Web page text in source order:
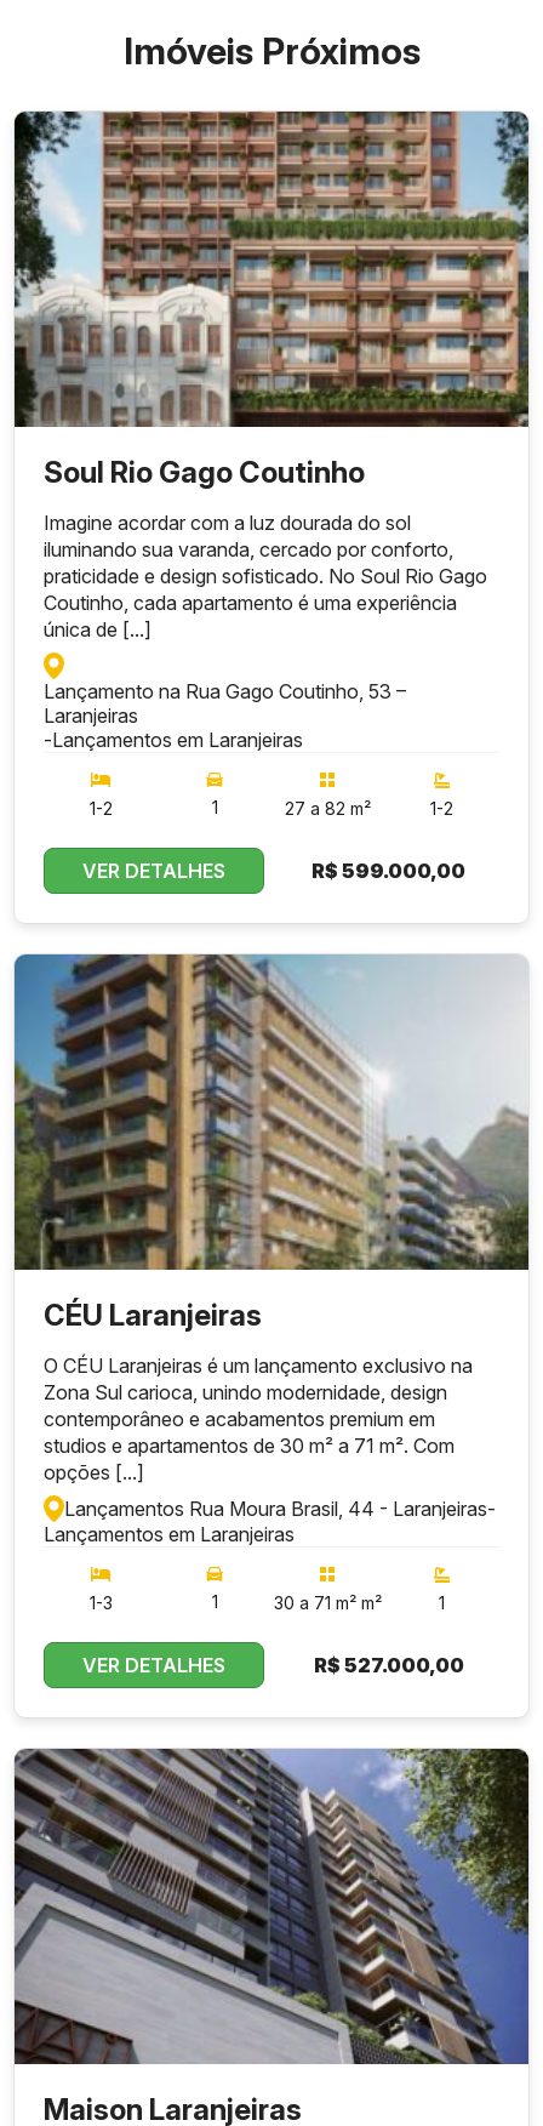
Imóveis Próximos
Soul Rio Gago Coutinho
Imagine acordar com a luz dourada do sol
iluminando sua varanda, cercado por conforto,
praticidade e design sofisticado. No Soul Rio Gago
Coutinho, cada apartamento é uma experiência
única de [...]
Lançamento na Rua Gago Coutinho, 53 –
Laranjeiras
-Lançamentos em Laranjeiras
1-2 1 27 a 82 m² 1-2
VER DETALHES R$599.000,00
CÉU Laranjeiras
O CÉU Laranjeiras é um lançamento exclusivo na
Zona Sul carioca, unindo modernidade, design
contemporâneo e acabamentos premium em
studios e apartamentos de 30 m² a 71 m². Com
opções [...]
Lançamentos Rua Moura Brasil, 44 - Laranjeiras-
Lançamentos em Laranjeiras
1-3 1 30 a 71 m² m² 1
VER DETALHES R$ 527.000,00
Maison Laranjeiras